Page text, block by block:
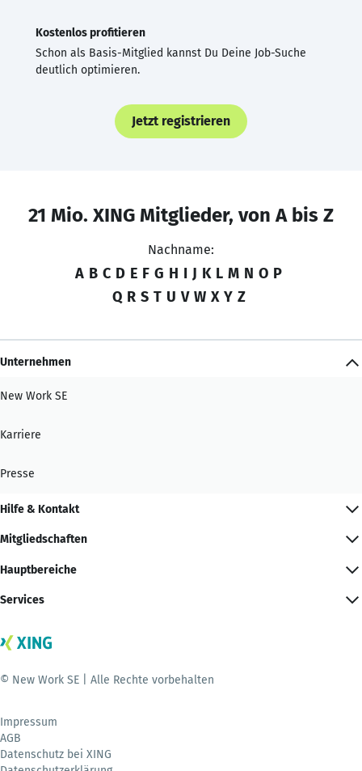
Kostenlos profitieren
Schon als Basis-Mitglied kannst Du Deine Job-Suche
deutlich optimieren.
Jetzt registrieren
21 Mio. XING Mitglieder, von A bis Z
Nachname:
A B C D E F G H I J K L M N O P
Q R S T U V W X Y Z
Unternehmen
New Work SE
Karriere
Presse
Hilfe & Kontakt
Mitgliedschaften
Hauptbereiche
Services
© New Work SE | Alle Rechte vorbehalten
Impressum
AGB
Datenschutz bei XING